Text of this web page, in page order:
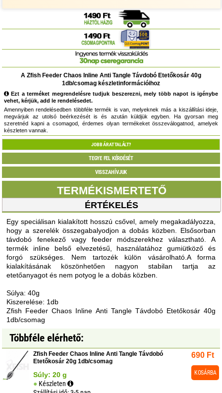
A Zfish Feeder Chaos Inline Anti Tangle Távdobó Etetőkosár 40g
1db/csomag készletinformációihoz
Ezt a terméket megrendelésre tudjuk beszerezni, mely több napot is igénybe
vehet, kérjük, add le rendelésedet.
Amennyiben rendelésedben többféle termék is van, melyeknek más a kiszállítási ideje,
megvárjuk az utolsó beérkezését is és azután küldjük egyben. Ha gyorsan meg
szeretnéd kapni a csomagod, érdemes olyan termékeket összeválogatnod, amelyek
készleten vannak.
JOBB ÁRAT TALÁLT?
TEGYE FEL KÉRDÉSÉT
VISSZAHÍVJUK
TERMÉKISMERTETŐ
ÉRTÉKELÉS
Egy speciálisan kialakított hosszú csővel, amely megakadályozza,
hogy a szerelék összegabalyodjon a dobás közben. Elsősorban
távdobó fenekező vagy feeder módszerekhez választható. A
termék inline belső elvezetésű, használatához gumiütköző és
forgó szükséges. Nem tartozék külön vásárolható.A forma
kialakításának köszönhetően nagyon stabilan tartja az
etetőanyagot és nem potyog le a dobás közben.
Súlya: 40g
Kiszerelése: 1db
Zfish Feeder Chaos Inline Anti Tangle Távdobó Etetőkosár 40g
1db/csomag
Többféle elérhető:
Zfish Feeder Chaos Inline Anti Tangle Távdobó
Etetőkosár 20g 1db/csomag
Súly: 20 g
Készleten
690 Ft
KOSÁRBA